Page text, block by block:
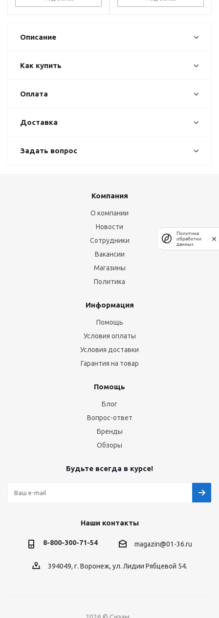
Описание
Как купить
Оплата
Доставка
Задать вопрос
Компания
О компании
Новости
Сотрудники
Вакансии
Магазины
Политика
Информация
Помощь
Условия оплаты
Условия доставки
Гарантия на товар
Помощь
Блог
Вопрос-ответ
Бренды
Обзоры
Будьте всегда в курсе!
Наши контакты
8-800-300-71-54 magazin@01-36.ru
394049, г. Воронеж, ул. Лидии Рябцевой 54.
Политика
обработки
данных